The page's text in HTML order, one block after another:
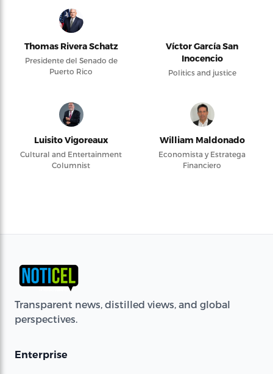
Thomas Rivera Schatz
Presidente del Senado de
Puerto Rico
Víctor García San
Inocencio
Politics and justice
Luisito Vigoreaux
Cultural and Entertainment
Columnist
William Maldonado
Economista y Estratega
Financiero
Transparent news, distilled views, and global
perspectives.
Enterprise